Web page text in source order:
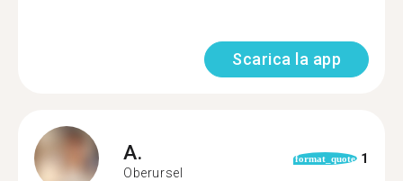
Scarica la app
A.
Oberursel
format_quote 1